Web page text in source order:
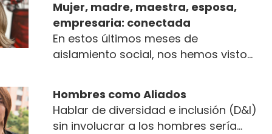
Mujer, madre, maestra, esposa,
empresaria: conectada
En estos últimos meses de
aislamiento social, nos hemos visto
Hombres como Aliados
Hablar de diversidad e inclusión (D&I)
sin involucrar a los hombres sería